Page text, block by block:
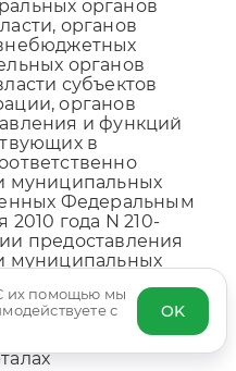
органов
органов
органов
субъектов
органов
и функций
в
муниципальных
Федеральным
2010 года N 210-
предоставления
муниципальных
на едином
и
и (или)
их помощью мы
с
OK